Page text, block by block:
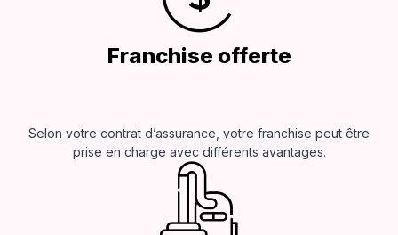
Franchise offerte
Selon votre contrat d’assurance, votre franchise peut être
prise en charge avec différents avantages.